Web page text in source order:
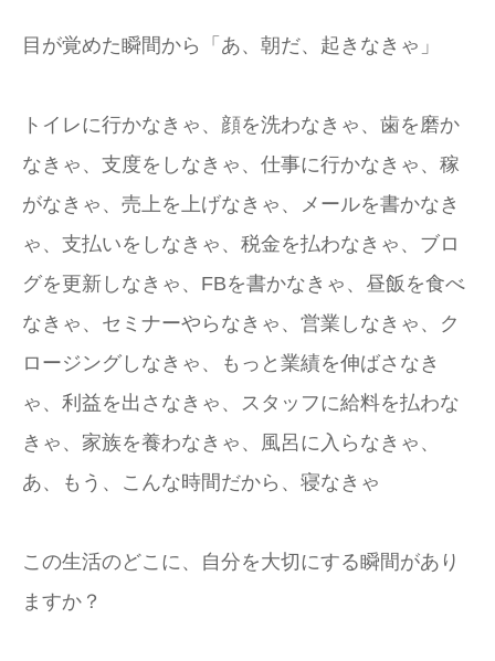
目が覚めた瞬間から「あ、朝だ、起きなきゃ」
トイレに行かなきゃ、顔を洗わなきゃ、歯を磨か
なきゃ、支度をしなきゃ、仕事に行かなきゃ、稼
がなきゃ、売上を上げなきゃ、メールを書かなき
ゃ、支払いをしなきゃ、税金を払わなきゃ、ブロ
グを更新しなきゃ、FBを書かなきゃ、昼飯を食べ
なきゃ、セミナーやらなきゃ、営業しなきゃ、ク
ロージングしなきゃ、もっと業績を伸ばさなき
ゃ、利益を出さなきゃ、スタッフに給料を払わな
きゃ、家族を養わなきゃ、風呂に入らなきゃ、
あ、もう、こんな時間だから、寝なきゃ
この生活のどこに、自分を大切にする瞬間があり
ますか？